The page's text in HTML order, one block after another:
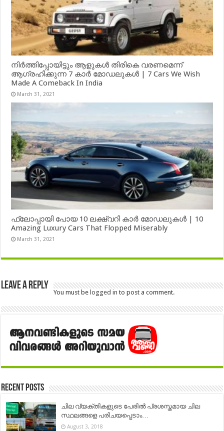
നിർത്തിപ്പോയിട്ടും ആളുകൾ തിരികെ വരണമെന്ന്
ആഗ്രഹിക്കുന്ന 7 കാർ മോഡലുകൾ | 7 Cars We Wish
Made A Comeback In India
March 31, 2021
ഫ്ലോപ്പായി പോയ 10 ലക്ഷ്വറി കാർ മോഡലുകൾ | 10
Amazing Luxury Cars That Flopped Miserably
March 31, 2021
Leave a Reply
You must be logged in to post a comment.
Recent Posts
ചില വ്യക്തികളുടെ പേരിൽ പ്രശസ്തമായ ചില
സ്ഥലങ്ങളെ പരിചയപ്പെടാം…
August 3, 2018